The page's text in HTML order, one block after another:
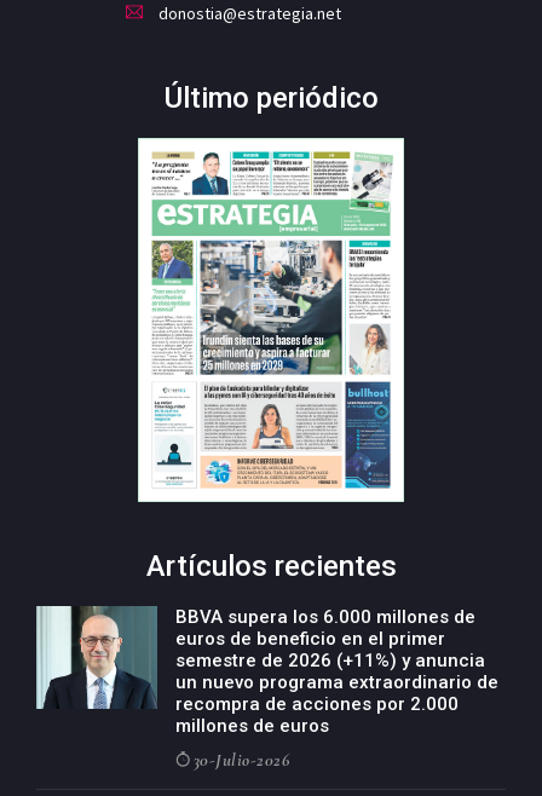
donostia@estrategia.net
Último periódico
Artículos recientes
BBVA supera los 6.000 millones de
euros de beneficio en el primer
semestre de 2026 (+11%) y anuncia
un nuevo programa extraordinario de
recompra de acciones por 2.000
millones de euros
30-Julio-2026